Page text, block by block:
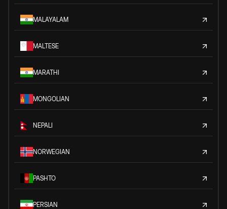
MALAYALAM
MALTESE
MARATHI
MONGOLIAN
NEPALI
NORWEGIAN
PASHTO
PERSIAN